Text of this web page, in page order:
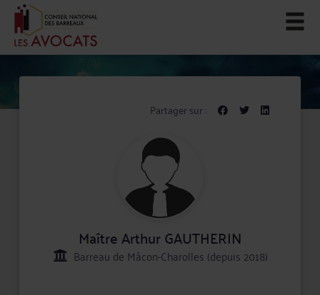
Partager sur :
Maître Arthur GAUTHERIN
Barreau de Mâcon-Charolles (depuis 2018)